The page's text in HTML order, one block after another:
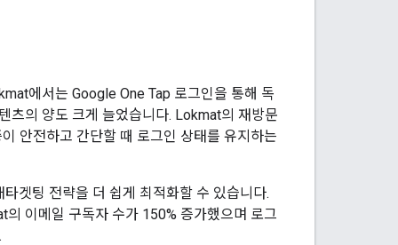
에서는 Google One Tap 로그인을 통해 독
츠의 양도 크게 늘었습니다. Lokmat의 재방문
안전하고 간단할 때 로그인 상태를 유지하는
겟팅 전략을 더 쉽게 최적화할 수 있습니다.
이메일 구독자 수가 150% 증가했으며 로그